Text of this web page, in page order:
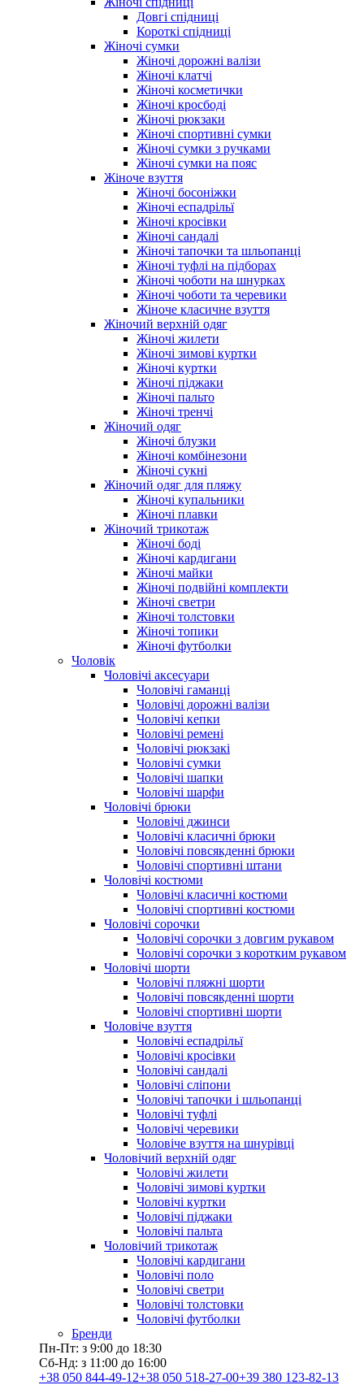
Довгі спідниці
Короткі спідниці
Жіночі сумки
Жіночі дорожні валізи
Жіночі клатчі
Жіночі косметички
Жіночі кросбоді
Жіночі рюкзаки
Жіночі спортивні сумки
Жіночі сумки з ручками
Жіночі сумки на пояс
Жіноче взуття
Жіночі босоніжки
Жіночі еспадрільї
Жіночі кросівки
Жіночі сандалі
Жіночі тапочки та шльопанці
Жіночі туфлі на підборах
Жіночі чоботи на шнурках
Жіночі чоботи та черевики
Жіноче класичне взуття
Жіночий верхній одяг
Жіночі жилети
Жіночі зимові куртки
Жіночі куртки
Жіночі піджаки
Жіночі пальто
Жіночі тренчі
Жіночий одяг
Жіночі блузки
Жіночі комбінезони
Жіночі сукні
Жіночий одяг для пляжу
Жіночі купальники
Жіночі плавки
Жіночий трикотаж
Жіночі боді
Жіночі кардигани
Жіночі майки
Жіночі подвійні комплекти
Жіночі светри
Жіночі толстовки
Жіночі топики
Жіночі футболки
Чоловік
Чоловічі аксесуари
Чоловічі гаманці
Чоловічі дорожні валізи
Чоловічі кепки
Чоловічі ремені
Чоловічі рюкзакі
Чоловічі сумки
Чоловічі шапки
Чоловічі шарфи
Чоловічі брюки
Чоловічі джинси
Чоловічі класичні брюки
Чоловічі повсякденні брюки
Чоловічі спортивні штани
Чоловічі костюми
Чоловічі класичні костюми
Чоловічі спортивні костюми
Чоловічі сорочки
Чоловічі сорочки з довгим рукавом
Чоловічі сорочки з коротким рукавом
Чоловічі шорти
Чоловічі пляжні шорти
Чоловічі повсякденні шорти
Чоловічі спортивні шорти
Чоловіче взуття
Чоловічі еспадрільї
Чоловічі кросівки
Чоловічі сандалі
Чоловічі сліпони
Чоловічі тапочки і шльопанці
Чоловічі туфлі
Чоловічі черевики
Чоловіче взуття на шнурівці
Чоловічий верхній одяг
Чоловічі жилети
Чоловічі зимові куртки
Чоловічі куртки
Чоловічі піджаки
Чоловічі пальта
Чоловічий трикотаж
Чоловічі кардигани
Чоловічі поло
Чоловічі светри
Чоловічі толстовки
Чоловічі футболки
Бренди
Пн-Пт: з 9:00 до 18:30
Сб-Нд: з 11:00 до 16:00
+38 050 844-49-12+38 050 518-27-00+39 380 123-82-13